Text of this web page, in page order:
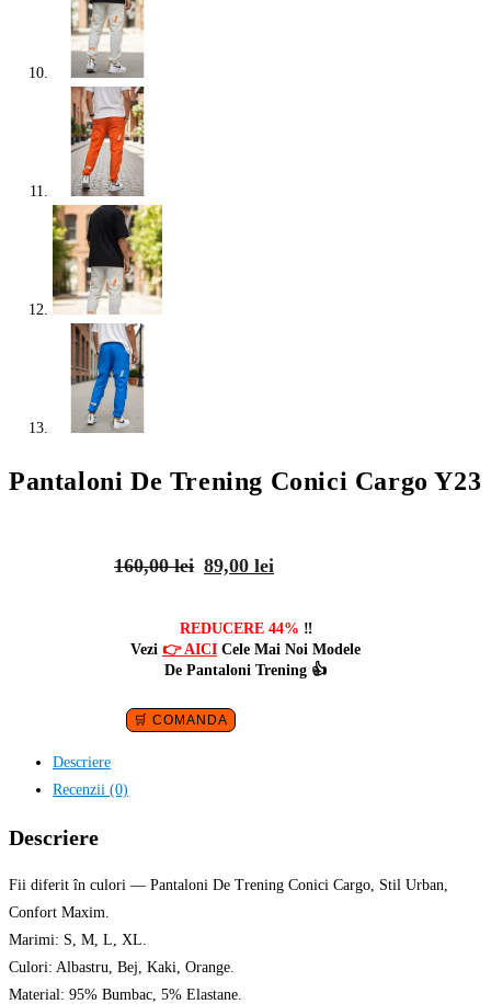
Pantaloni De Trening Conici Cargo Y23
160,00lei
Prețul
fost:
160,00 lei.
89,00 lei
Prețul
este:
89,00 lei.
REDUCERE 44% ‼️
Vezi 👉 AICI Cele Mai Noi Modele
De Pantaloni Trening 👍
🛒 COMANDA
Descriere
Recenzii (0)
Descriere
Fii diferit în culori — Pantaloni De Trening Conici Cargo, Stil Urban,
Confort Maxim.
Marimi: S, M, L, XL.
Culori: Albastru, Bej, Kaki, Orange.
Material: 95% Bumbac, 5% Elastane.